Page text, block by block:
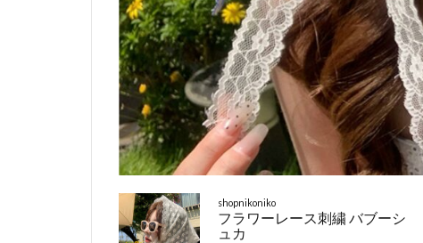
shopnikoniko
フラワーレース刺繍 バブーシ
ュカ